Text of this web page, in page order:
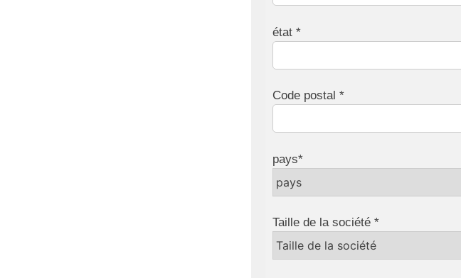
état *
Code postal *
pays*
Taille de la société *